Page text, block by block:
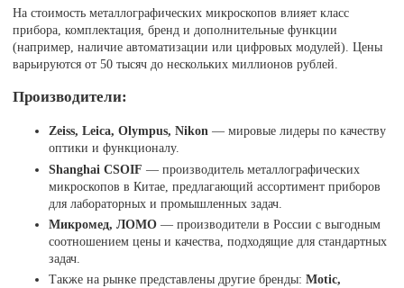
На стоимость металлографических микроскопов влияет класс
прибора, комплектация, бренд и дополнительные функции
(например, наличие автоматизации или цифровых модулей). Цены
варьируются от 50 тысяч до нескольких миллионов рублей.
Производители:
Zeiss, Leica, Olympus, Nikon — мировые лидеры по качеству
оптики и функционалу.
Shanghai CSOIF — производитель металлографических
микроскопов в Китае, предлагающий ассортимент приборов
для лабораторных и промышленных задач.
Микромед, ЛОМО — производители в России с выгодным
соотношением цены и качества, подходящие для стандартных
задач.
Также на рынке представлены другие бренды:Motic,